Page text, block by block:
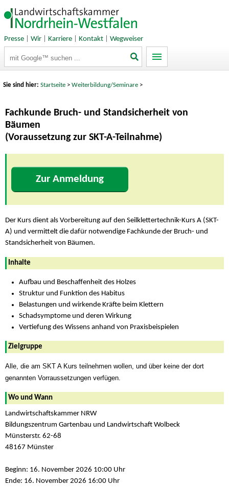
Presse| Wir| Karriere| Kontakt| Wegweiser
Sie sind hier:Startseite >Weiterbildung/Seminare >
Fachkunde Bruch- und Standsicherheit von
Bäumen
(Voraussetzung zur SKT-A-Teilnahme)
Zur Anmeldung
Der Kurs dient als Vorbereitung auf den Seilklettertechnik-Kurs A (SKT-
A) und vermittelt die dafür notwendige Fachkunde der Bruch- und
Standsicherheit von Bäumen.
Inhalte
Aufbau und Beschaffenheit des Holzes
Struktur und Funktion des Habitus
Belastungen und wirkende Kräfte beim Klettern
Schadsymptome und deren Wirkung
Vertiefung des Wissens anhand von Praxisbeispielen
Zielgruppe
Alle, die am SKT A Kurs teilnehmen wollen, und über keine der dort
genannten Vorraussetzungen verfügen.
Wo und Wann
Landwirtschaftskammer NRW
Bildungszentrum Gartenbau und Landwirtschaft Wolbeck
Münsterstr. 62-68
48167 Münster
Beginn: 16. November 2026 10:00 Uhr
Ende: 16. November 2026 16:00 Uhr